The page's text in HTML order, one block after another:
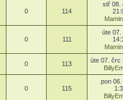
0 114
stř 08.
0 111
úte 07.
0 113
úte 07. črc
0 115
pon